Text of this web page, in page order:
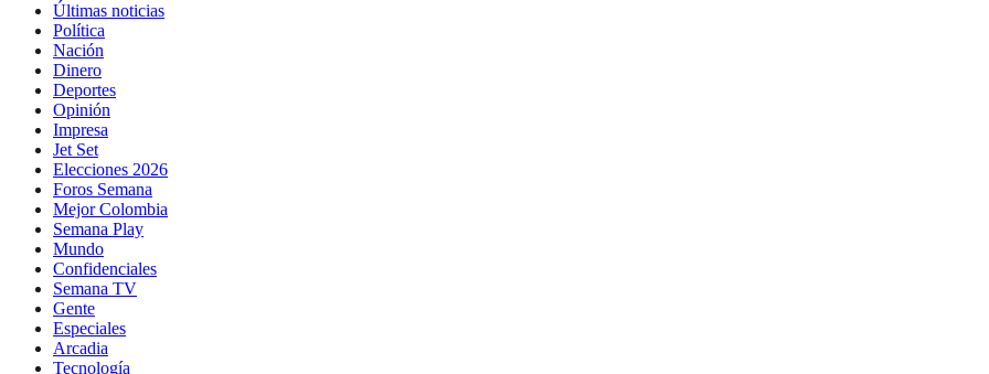
Últimas noticias
Política
Nación
Dinero
Deportes
Opinión
Impresa
Jet Set
Elecciones 2026
Foros Semana
Mejor Colombia
Semana Play
Mundo
Confidenciales
Semana TV
Gente
Especiales
Arcadia
Tecnología